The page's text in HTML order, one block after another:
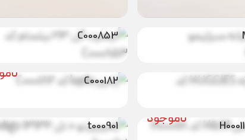
ناموجود
نیلسام کد
C000853
C000182
ناموجود
t000901